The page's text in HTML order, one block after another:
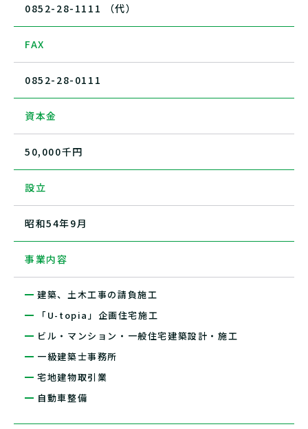
0852-28-1111 （代）
FAX
0852-28-0111
資本金
50,000千円
設立
昭和54年9月
事業内容
建築、土木工事の請負施工
「U-topia」企画住宅施工
ビル・マンション・一般住宅建築設計・施工
一級建築士事務所
宅地建物取引業
自動車整備